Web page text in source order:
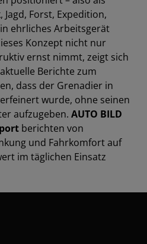
Forst, Expedition,
ehrliches Arbeitsgerät
Konzept nicht nur
ernst nimmt, zeigt sich
Berichte zum
dass der Grenadier in
wurde, ohne seinen
aufzugeben. AUTO BILD
berichten von
und Fahrkomfort auf
im täglichen Einsatz